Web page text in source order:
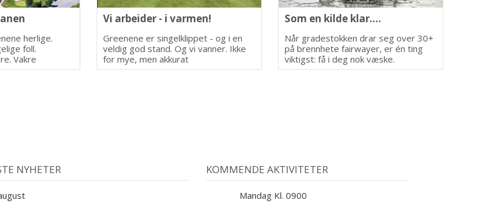
herlige.
foll.
Vakre
Vi arbeider - i varmen!
Greenene er singelklippet - og i en
veldig god stand. Og vi vanner. Ikke
for mye, men akkurat
tilstrekkelig.
Som en kilde klar....
Når gradestokken drar seg over 30+
på brennhete fairwayer, er én ting
viktigst: få i deg nok væske.
NYHETER KOMMENDE AKTIVITETER
Mandag Kl. 0900